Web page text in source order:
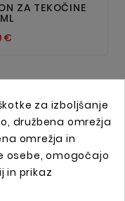
ZA TEKOČINE
€
za izboljšanje
družbena omrežja
omrežja in
osebe, omogočajo
in prikaz